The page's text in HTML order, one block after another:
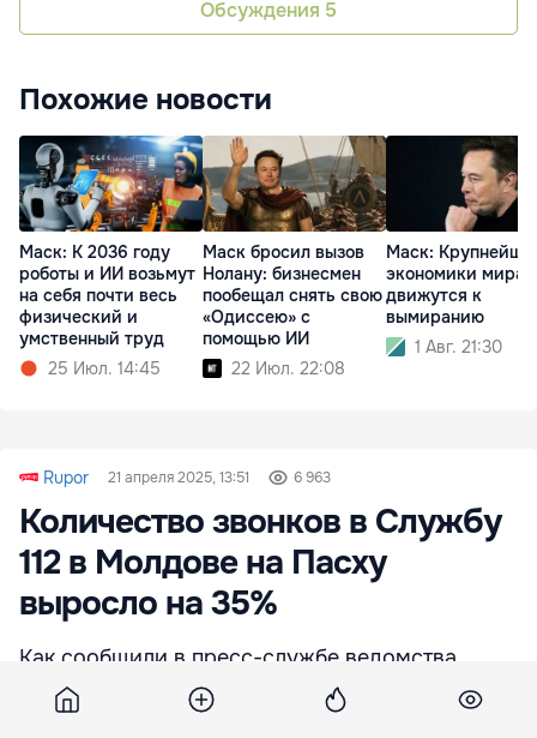
Обсуждения 5
Похожие новости
Маск: К 2036 году
роботы и ИИ возьмут
на себя почти весь
физический и
умственный труд
25 Июл. 14:45
Маск бросил вызов
Нолану: бизнесмен
пообещал снять свою
«Одиссею» с
помощью ИИ
22 Июл. 22:08
Маск:
экономики мира
движутся к
вымиранию
1 Авг. 21:30
Rupor 21 апреля 2025, 13:51 6 963
Количество звонков в Службу
112 в Молдове на Пасху
выросло на 35%
Как сообщили в пресс-службе ведомства,
всего за восемь часов операторы приняли
1060 звонков — это примерно на 35% больше,